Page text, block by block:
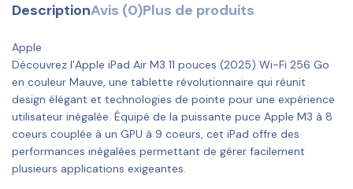
DescriptionAvis (0)Plus de produits
Apple
Découvrez l’Apple iPad Air M3 11 pouces (2025) Wi-Fi 256 Go
en couleur Mauve, une tablette révolutionnaire qui réunit
design élégant et technologies de pointe pour une expérience
utilisateur inégalée. Équipé de la puissante puce Apple M3 à 8
coeurs couplée à un GPU à 9 coeurs, cet iPad offre des
performances inégalées permettant de gérer facilement
plusieurs applications exigeantes.